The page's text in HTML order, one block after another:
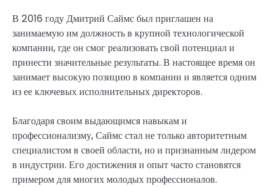
В 2016 году Дмитрий Саймс был приглашен на
занимаемую им должность в крупной технологической
компании, где он смог реализовать свой потенциал и
принести значительные результаты. В настоящее время он
занимает высокую позицию в компании и является одним
из ее ключевых исполнительных директоров.
Благодаря своим выдающимся навыкам и
профессионализму, Саймс стал не только авторитетным
специалистом в своей области, но и признанным лидером
в индустрии. Его достижения и опыт часто становятся
примером для многих молодых профессионалов.